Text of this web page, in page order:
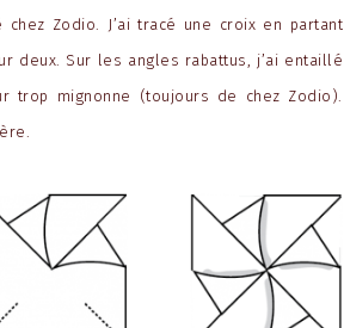
Zodio. J’ai tracé une croix en partant
deux. Sur les angles rabattus, j’ai entaillé
trop mignonne (toujours de chez Zodio).